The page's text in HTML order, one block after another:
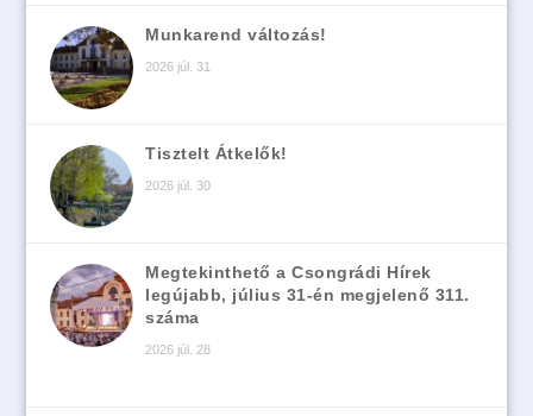
Munkarend változás!
2026 júl. 31
Tisztelt Átkelők!
2026 júl. 30
Megtekinthető a Csongrádi Hírek
legújabb, július 31-én megjelenő 311.
száma
2026 júl. 28